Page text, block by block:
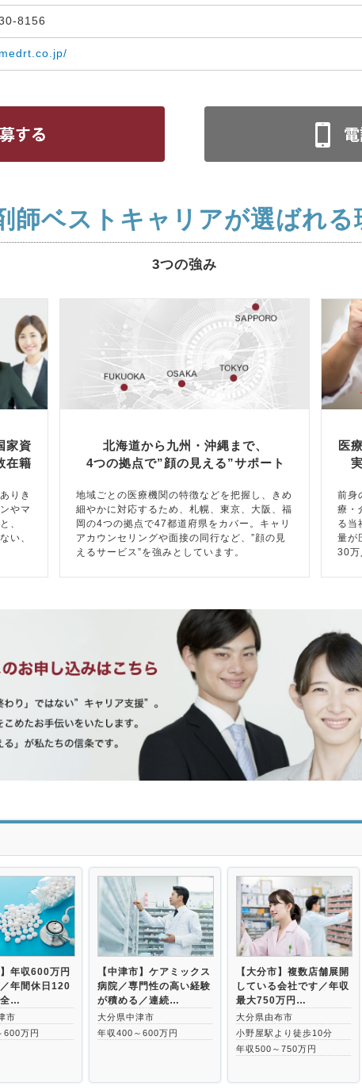
8156
師ベストキャリアが選ばれる
3つの強み
家資
在籍
りき
やマ
、
い、
北海道から九州・沖縄まで、
4つの拠点で”顔の見える”サポート
地域ごとの医療機関の特徴などを把握し、きめ
細やかに対応するため、札幌、東京、大阪、福
岡の4つの拠点で47都道府県をカバー。キャリ
アカウンセリングや面接の同行など、”顔の見
えるサービス”を強みとしています。
医
前身
療・
る当
量が
30万
】年収600万円
年間休日120
全…
市
600万円
【中津市】ケアミックス
病院／専門性の高い経験
が積める／連続…
大分県中津市
年収400～600万円
【大分市】複数店舗展開
している会社です／年収
最大750万円…
大分県由布市
小野屋駅より徒歩10分
年収500～750万円